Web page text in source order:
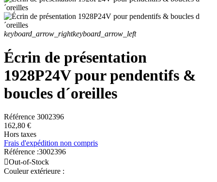
keyboard_arrow_rightkeyboard_arrow_left
Écrin de présentation
1928P24V pour pendentifs &
boucles d´oreilles
Référence 3002396
162,80 €
Hors taxes
Frais d'expédition non compris
Référence :3002396
Out-of-Stock
Couleur extérieure :